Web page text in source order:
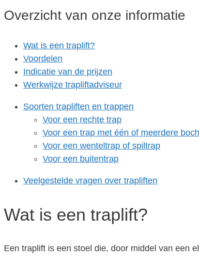
Overzicht van onze informatie
Wat is een traplift?
Voordelen
Indicatie van de prijzen
Werkwijze trapliftadviseur
Soorten trapliften en trappen
Voor een rechte trap
Voor een trap met één of meerdere
Voor een wenteltrap of spiltrap
Voor een buitentrap
Veelgestelde vragen over trapliften
Wat is een traplift?
Een traplift is een stoel die, door middel van een